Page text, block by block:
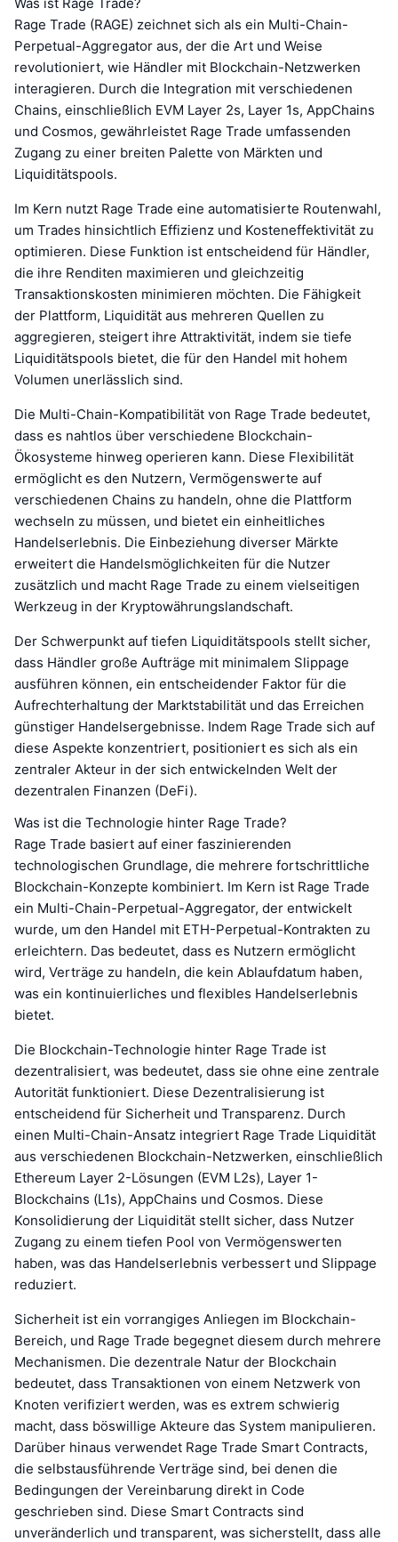
Rage Trade (RAGE) zeichnet sich als ein Multi-Chain-
Perpetual-Aggregator aus, der die Art und Weise
revolutioniert, wie Händler mit Blockchain-Netzwerken
interagieren. Durch die Integration mit verschiedenen
Chains, einschließlich EVM Layer 2s, Layer 1s, AppChains
und Cosmos, gewährleistet Rage Trade umfassenden
Zugang zu einer breiten Palette von Märkten und
Liquiditätspools.
Im Kern nutzt Rage Trade eine automatisierte Routenwahl,
um Trades hinsichtlich Effizienz und Kosteneffektivität zu
optimieren. Diese Funktion ist entscheidend für Händler,
die ihre Renditen maximieren und gleichzeitig
Transaktionskosten minimieren möchten. Die Fähigkeit
der Plattform, Liquidität aus mehreren Quellen zu
aggregieren, steigert ihre Attraktivität, indem sie tiefe
Liquiditätspools bietet, die für den Handel mit hohem
Volumen unerlässlich sind.
Die Multi-Chain-Kompatibilität von Rage Trade bedeutet,
dass es nahtlos über verschiedene Blockchain-
Ökosysteme hinweg operieren kann. Diese Flexibilität
ermöglicht es den Nutzern, Vermögenswerte auf
verschiedenen Chains zu handeln, ohne die Plattform
wechseln zu müssen, und bietet ein einheitliches
Handelserlebnis. Die Einbeziehung diverser Märkte
erweitert die Handelsmöglichkeiten für die Nutzer
zusätzlich und macht Rage Trade zu einem vielseitigen
Werkzeug in der Kryptowährungslandschaft.
Der Schwerpunkt auf tiefen Liquiditätspools stellt sicher,
dass Händler große Aufträge mit minimalem Slippage
ausführen können, ein entscheidender Faktor für die
Aufrechterhaltung der Marktstabilität und das Erreichen
günstiger Handelsergebnisse. Indem Rage Trade sich auf
diese Aspekte konzentriert, positioniert es sich als ein
zentraler Akteur in der sich entwickelnden Welt der
dezentralen Finanzen (DeFi).
Was ist die Technologie hinter Rage Trade?
Rage Trade basiert auf einer faszinierenden
technologischen Grundlage, die mehrere fortschrittliche
Blockchain-Konzepte kombiniert. Im Kern ist Rage Trade
ein Multi-Chain-Perpetual-Aggregator, der entwickelt
wurde, um den Handel mit ETH-Perpetual-Kontrakten zu
erleichtern. Das bedeutet, dass es Nutzern ermöglicht
wird, Verträge zu handeln, die kein Ablaufdatum haben,
was ein kontinuierliches und flexibles Handelserlebnis
bietet.
Die Blockchain-Technologie hinter Rage Trade ist
dezentralisiert, was bedeutet, dass sie ohne eine zentrale
Autorität funktioniert. Diese Dezentralisierung ist
entscheidend für Sicherheit und Transparenz. Durch
einen Multi-Chain-Ansatz integriert Rage Trade Liquidität
aus verschiedenen Blockchain-Netzwerken, einschließlich
Ethereum Layer 2-Lösungen (EVM L2s), Layer 1-
Blockchains (L1s), AppChains und Cosmos. Diese
Konsolidierung der Liquidität stellt sicher, dass Nutzer
Zugang zu einem tiefen Pool von Vermögenswerten
haben, was das Handelserlebnis verbessert und Slippage
reduziert.
Sicherheit ist ein vorrangiges Anliegen im Blockchain-
Bereich, und Rage Trade begegnet diesem durch mehrere
Mechanismen. Die dezentrale Natur der Blockchain
bedeutet, dass Transaktionen von einem Netzwerk von
Knoten verifiziert werden, was es extrem schwierig
macht, dass böswillige Akteure das System manipulieren.
Darüber hinaus verwendet Rage Trade Smart Contracts,
die selbstausführende Verträge sind, bei denen die
Bedingungen der Vereinbarung direkt in Code
geschrieben sind. Diese Smart Contracts sind
unveränderlich und transparent, was sicherstellt, dass alle